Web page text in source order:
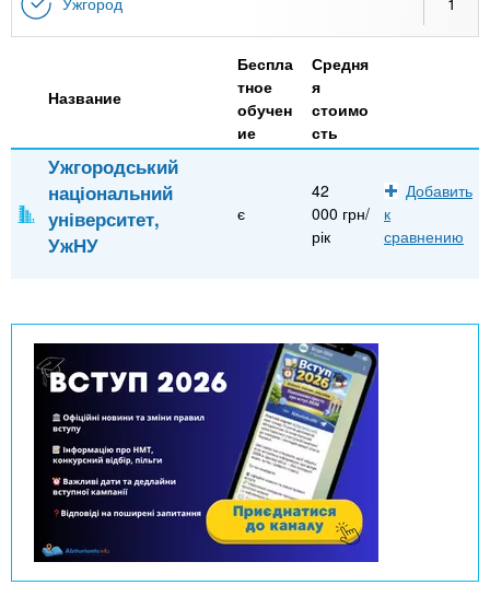
n
s
.
n
з
е
н
Онлайн курсы
За рубежом
Название
Беспла
тное
обучен
ие
Средня
я
стоимо
сть
Ужгородський
національний
університет,
УжНУ
є
42
000 грн/
рік
Добавить
к
сравнению